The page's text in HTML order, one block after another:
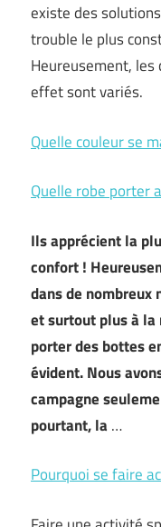
existe des
trouble le plus
Heureusement,
effet sont variés.
Quelle couleur se
Quelle robe porter
Ils apprécient la
confort !
dans de nombreux
et surtout plus à la
porter des bottes
évident. Nous
campagne
pourtant, la …
Pourquoi se faire